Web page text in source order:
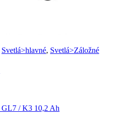
Svetlá>hlavné, Svetlá>Záložné